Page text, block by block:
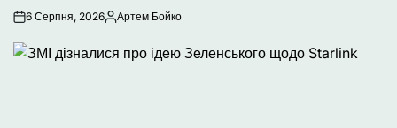
6 Серпня, 2026Опубліковано
Артем Бойко